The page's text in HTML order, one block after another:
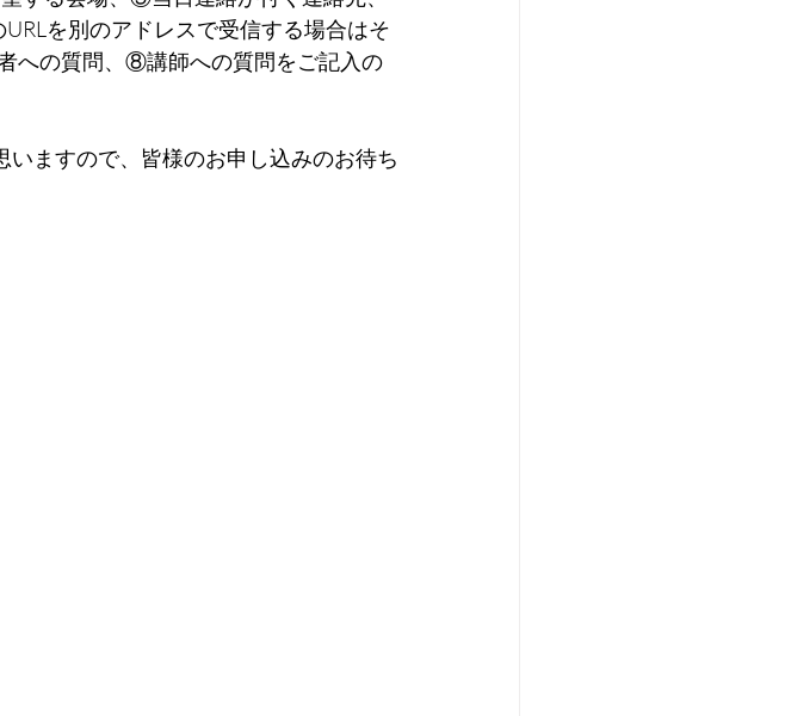
を別のアドレスで受信する場合はそ
への質問、⑧講師への質問をご記入の
ますので、皆様のお申し込みのお待ち